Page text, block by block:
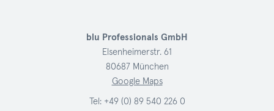
blu Professionals GmbH
Elsenheimerstr. 61
80687 München
Google Maps
Tel: +49 (0) 89 540 226 0